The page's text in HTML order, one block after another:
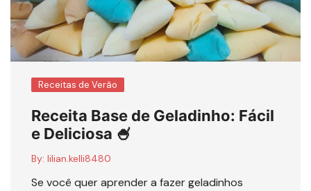
Receitas de Verão
Receita Base de Geladinho: Fácil
e Deliciosa 🍧
By: lilian.kelli8480
Se você quer aprender a fazer geladinhos